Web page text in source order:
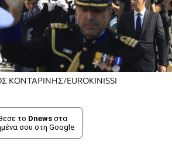
ΚΟΝΤΑΡΙΝΗΣ/EUROKINISSI
το Dnews στα
σου στη Google